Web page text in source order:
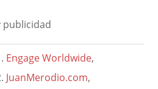
publicidad
Engage Worldwide,
JuanMerodio.com,